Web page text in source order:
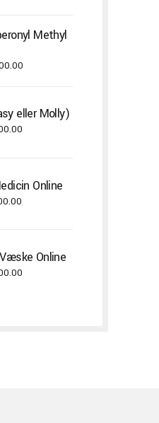
through
Methyl
Price
through
eller Molly)
Price
through
Online
Price
through
€5,300.00
Online
Price